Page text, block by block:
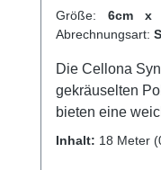
Größe: 6cm x
Abrechnungsart:
Die Cellona
gekräuselten
bieten eine
für
Inhalt: 18 Meter